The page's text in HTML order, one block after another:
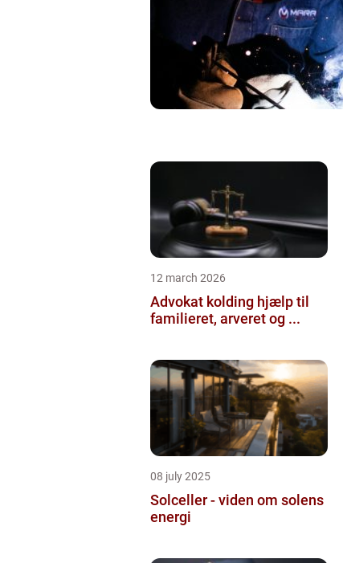
12 march 2026
Advokat kolding hjælp til
familieret, arveret og ...
08 july 2025
Solceller - viden om solens
energi